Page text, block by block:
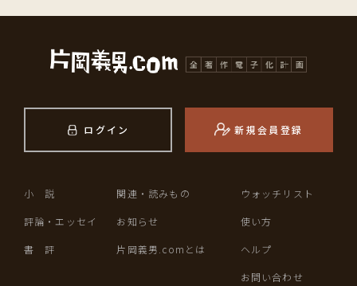
ログイン 新規会員登録
小 説
評論・エッセイ
書 評
関連・読みもの
お知らせ
片岡義男.comとは
ウォッチリスト
使い方
ヘルプ
お問い合わせ